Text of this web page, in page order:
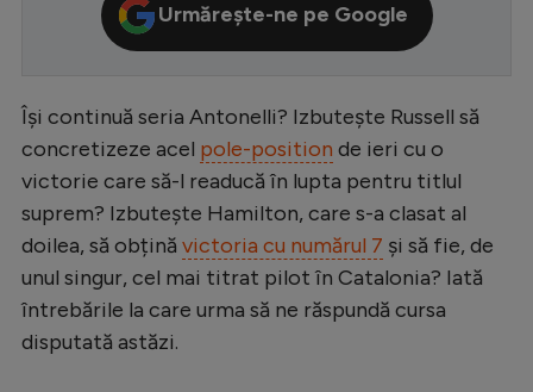
LaLiga
Bundesliga
Ligue 1
Campionate
Starurile fotbalului
Stranieri
Urmărește-ne pe Google
Își continuă seria Antonelli? Izbutește Russell să
concretizeze acel pole-position de ieri cu o
victorie care să-l readucă în lupta pentru titlul
suprem? Izbutește Hamilton, care s-a clasat al
doilea, să obțină victoria cu numărul 7 și să fie, de
unul singur, cel mai titrat pilot în Catalonia? Iată
întrebările la care urma să ne răspundă cursa
disputată astăzi.